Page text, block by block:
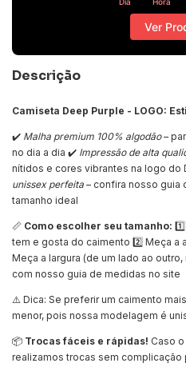
Ver
Descrição
Camiseta Deep Purple - LOGO:
✔️ Malha premium 100% algodão–
no dia a dia ✔️ Impressão de alta
nítidos e cores vibrantes na logo do
unissex perfeita – confira nosso guia
tamanho ideal
📏 Como escolher seu tamanho:
tem e gosta do caimento 2️⃣ Meça a
Meça a largura (de um lado ao
com nosso guia de medidas no site
⚠️ Dica: Se preferir um caimento
menor, pois nossa modelagem é
📦 Trocas fáceis e rápidas! Caso
realizamos trocas sem complicação